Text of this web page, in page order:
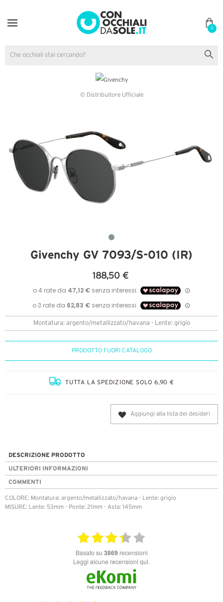
0
© Distribuitore Ufficiale
Givenchy GV 7093/S-010 (IR)
188,50 €
Montatura: argento/metallizzato/havana - Lente: grigio
PRODOTTO FUORI CATALOGO
TUTTA LA SPEDIZIONE SOLO 6,90 €
Aggiungi alla lista dei desideri
DESCRIZIONE PRODOTTO
ULTERIORI INFORMAZIONI
COMMENTI
COLORE: Montatura: argento/metallizzato/havana - Lente: grigio
MISURE: Lente: 53mm - Ponte: 21mm - Asta: 145mm
basato su 3869 recensioni
Leggi alcune recensioni qui.